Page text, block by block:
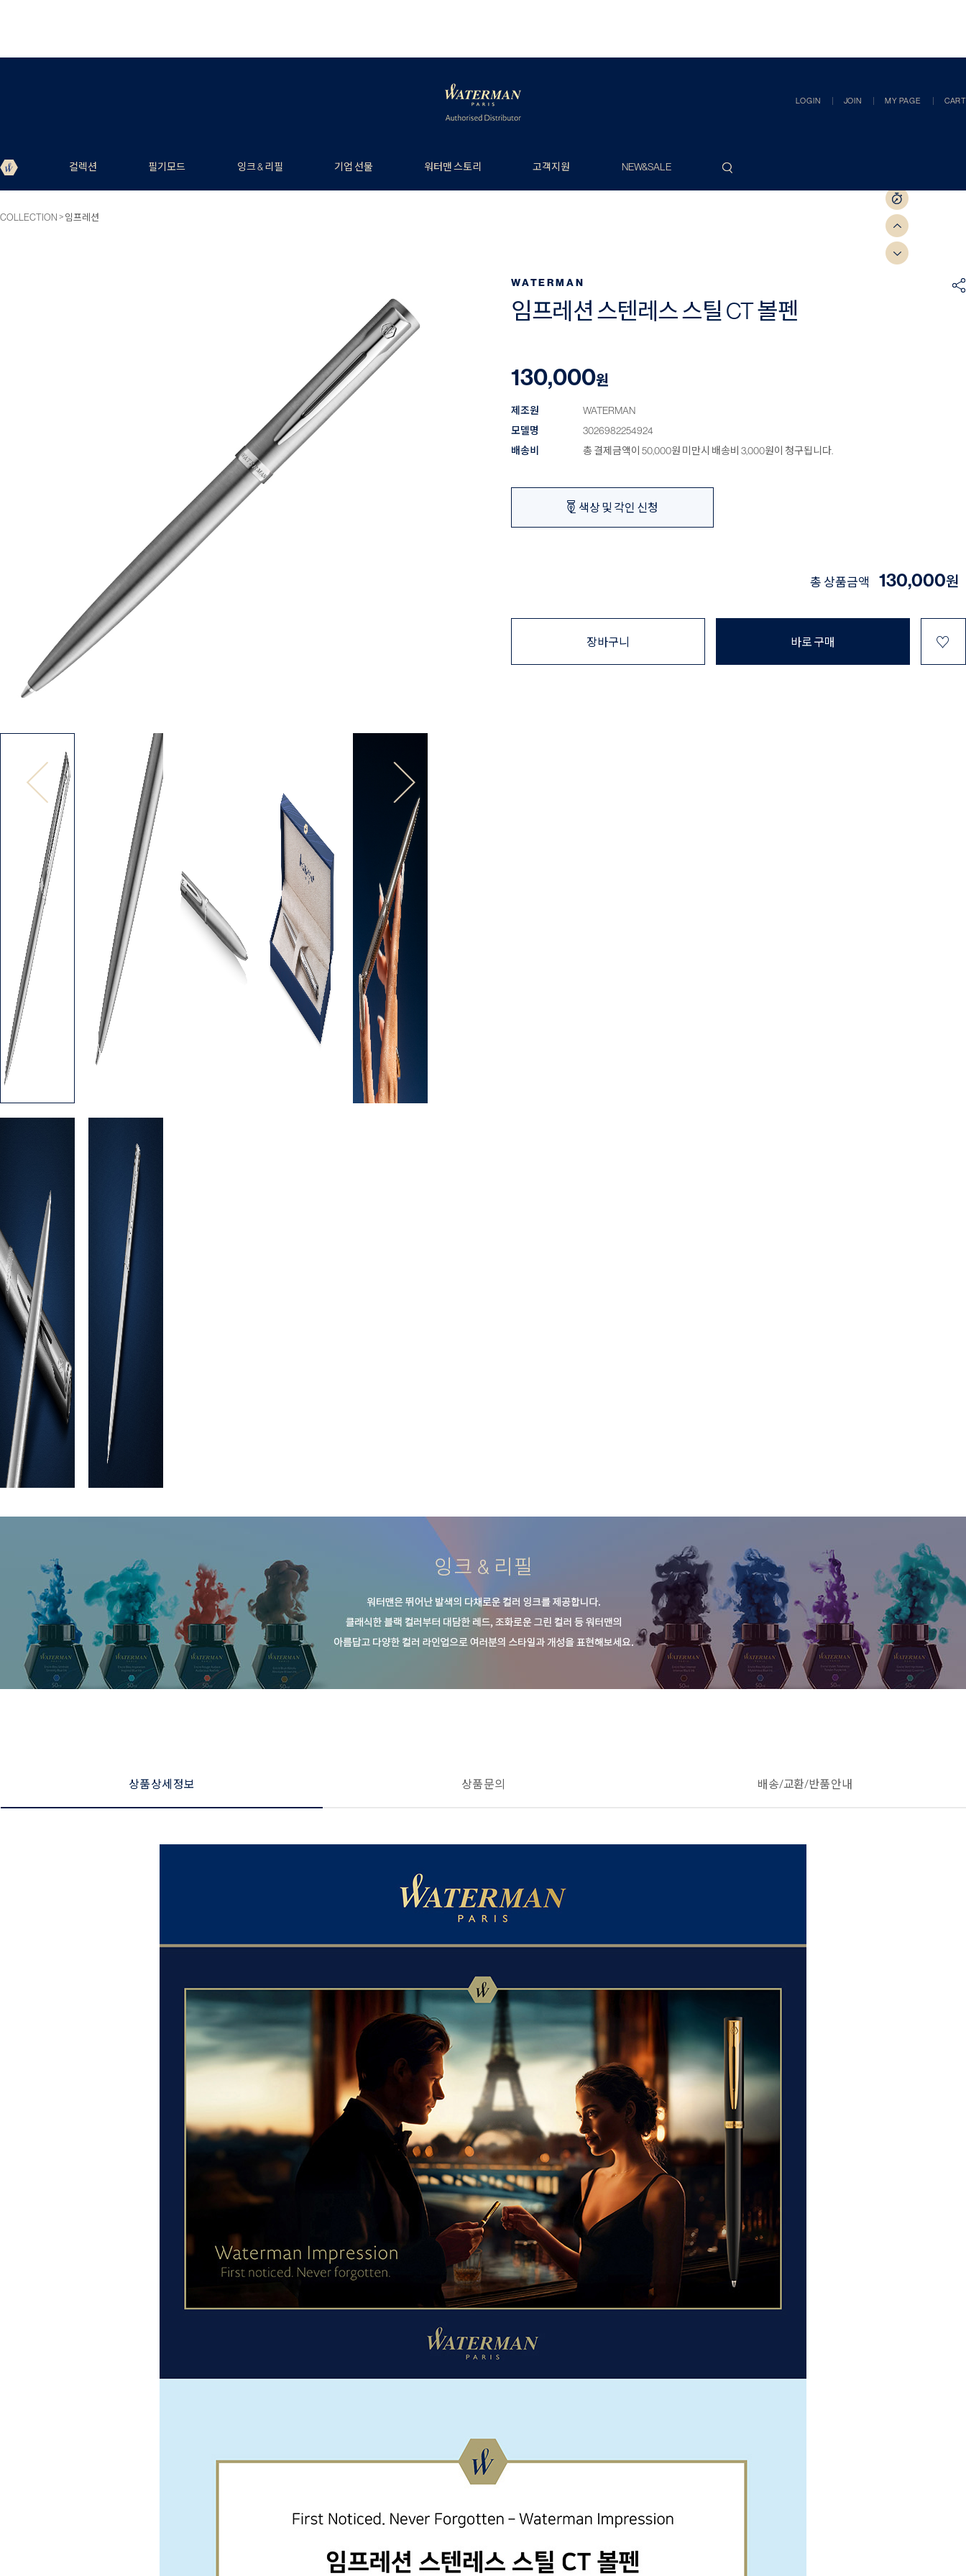
LOGIN JOIN MY PAGE CART
컬렉션 필기모드 잉크 & 리필 기업 선물 워터맨 스토리 고객지원 NEW&SALE
COLLECTION>임프레션
WATERMAN
임프레션 스텐레스 스틸 CT 볼펜
130,000원
제조원
WATERMAN
모델명
3026982254924
배송비
총 결제금액이 50,000원 미만시 배송비 3,000원이 청구됩니다.
색상 및 각인 신청
총 상품금액 130,000원
장바구니 바로 구매 ♡
상품 상세 정보 상품 문의 배송/교환/반품 안내